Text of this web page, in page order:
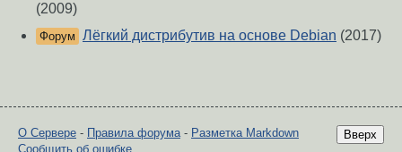
(2009)
Форум Лёгкий дистрибутив на основе Debian (2017)
Вверх
О Сервере - Правила форума- Разметка Markdown
Сообщить об ошибке